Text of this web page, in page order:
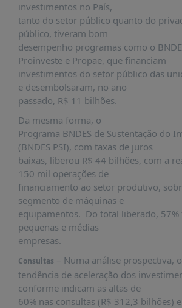
NOTÍCIAS
PRÊMIO
ABDE-
BID
PRÊMIO
ABDE
DE
SABER
+
CONTATO
investimentos no País,
tanto do setor público quanto do
público, tiveram bom
desempenho programas como o
Proinveste e Propae, que financiam
investimentos do setor público das
e desembolsaram, no ano
passado, R$ 11 bilhões.
Da mesma forma, o
Programa BNDES de Sustentação do
(BNDES PSI), com taxas de juros
baixas, liberou R$ 44 bilhões, com a
150 mil operações de
financiamento ao setor produtivo,
segmento de máquinas e
equipamentos. Do total liberado,
pequenas e médias
empresas.
Consultas – Numa análise prospectiva,
tendência de aceleração dos
conforme indicam as altas de
60% nas consultas (R$ 312,3 bilhões)